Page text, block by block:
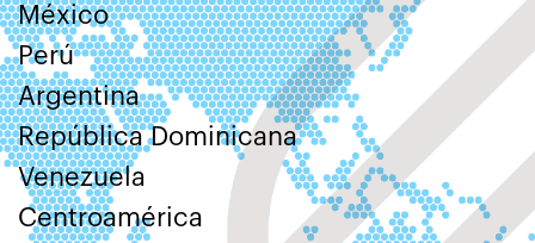
México
Perú
Argentina
República Dominicana
Venezuela
Centroamérica